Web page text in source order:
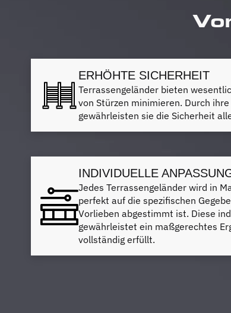
ERHÖHTE SICHERHEIT
Terrassengeländer bieten
von Stürzen minimieren. Durch
gewährleisten sie die Sicherheit
INDIVIDUELLE
Jedes Terrassengeländer wird in
perfekt auf die spezifischen
Vorlieben abgestimmt ist. Diese
gewährleistet ein maßgerechtes
vollständig erfüllt.